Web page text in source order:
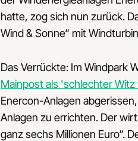
hatte, zog sich nun zurück.
Wind & Sonne“ mit
Das Verrückte: Im Windpark
Mainpost als 'schlechter
Enercon-Anlagen
Anlagen zu errichten. Der
ganz sechs Millionen Euro“.